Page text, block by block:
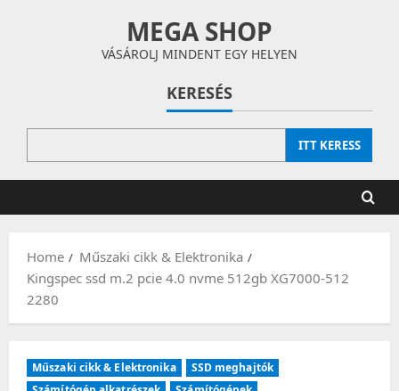
MEGA SHOP
VÁSÁROLJ MINDENT EGY HELYEN
KERESÉS
ITT KERESS
Home
Műszaki cikk & Elektronika
Kingspec ssd m.2 pcie 4.0 nvme 512gb XG7000-512
2280
Műszaki cikk & Elektronika
SSD meghajtók